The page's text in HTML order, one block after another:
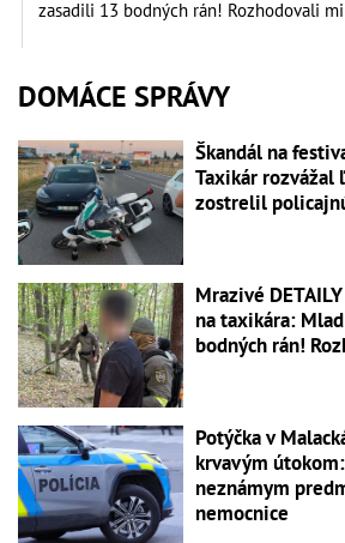
zasadili 13 bodných rán! Rozhodovali
DOMÁCE SPRÁVY
Škandál na
Taxikár rozvážal
zostrelil
Mrazivé
na taxikára:
bodných rán!
Potýčka v
krvavým
neznámym
nemocnice